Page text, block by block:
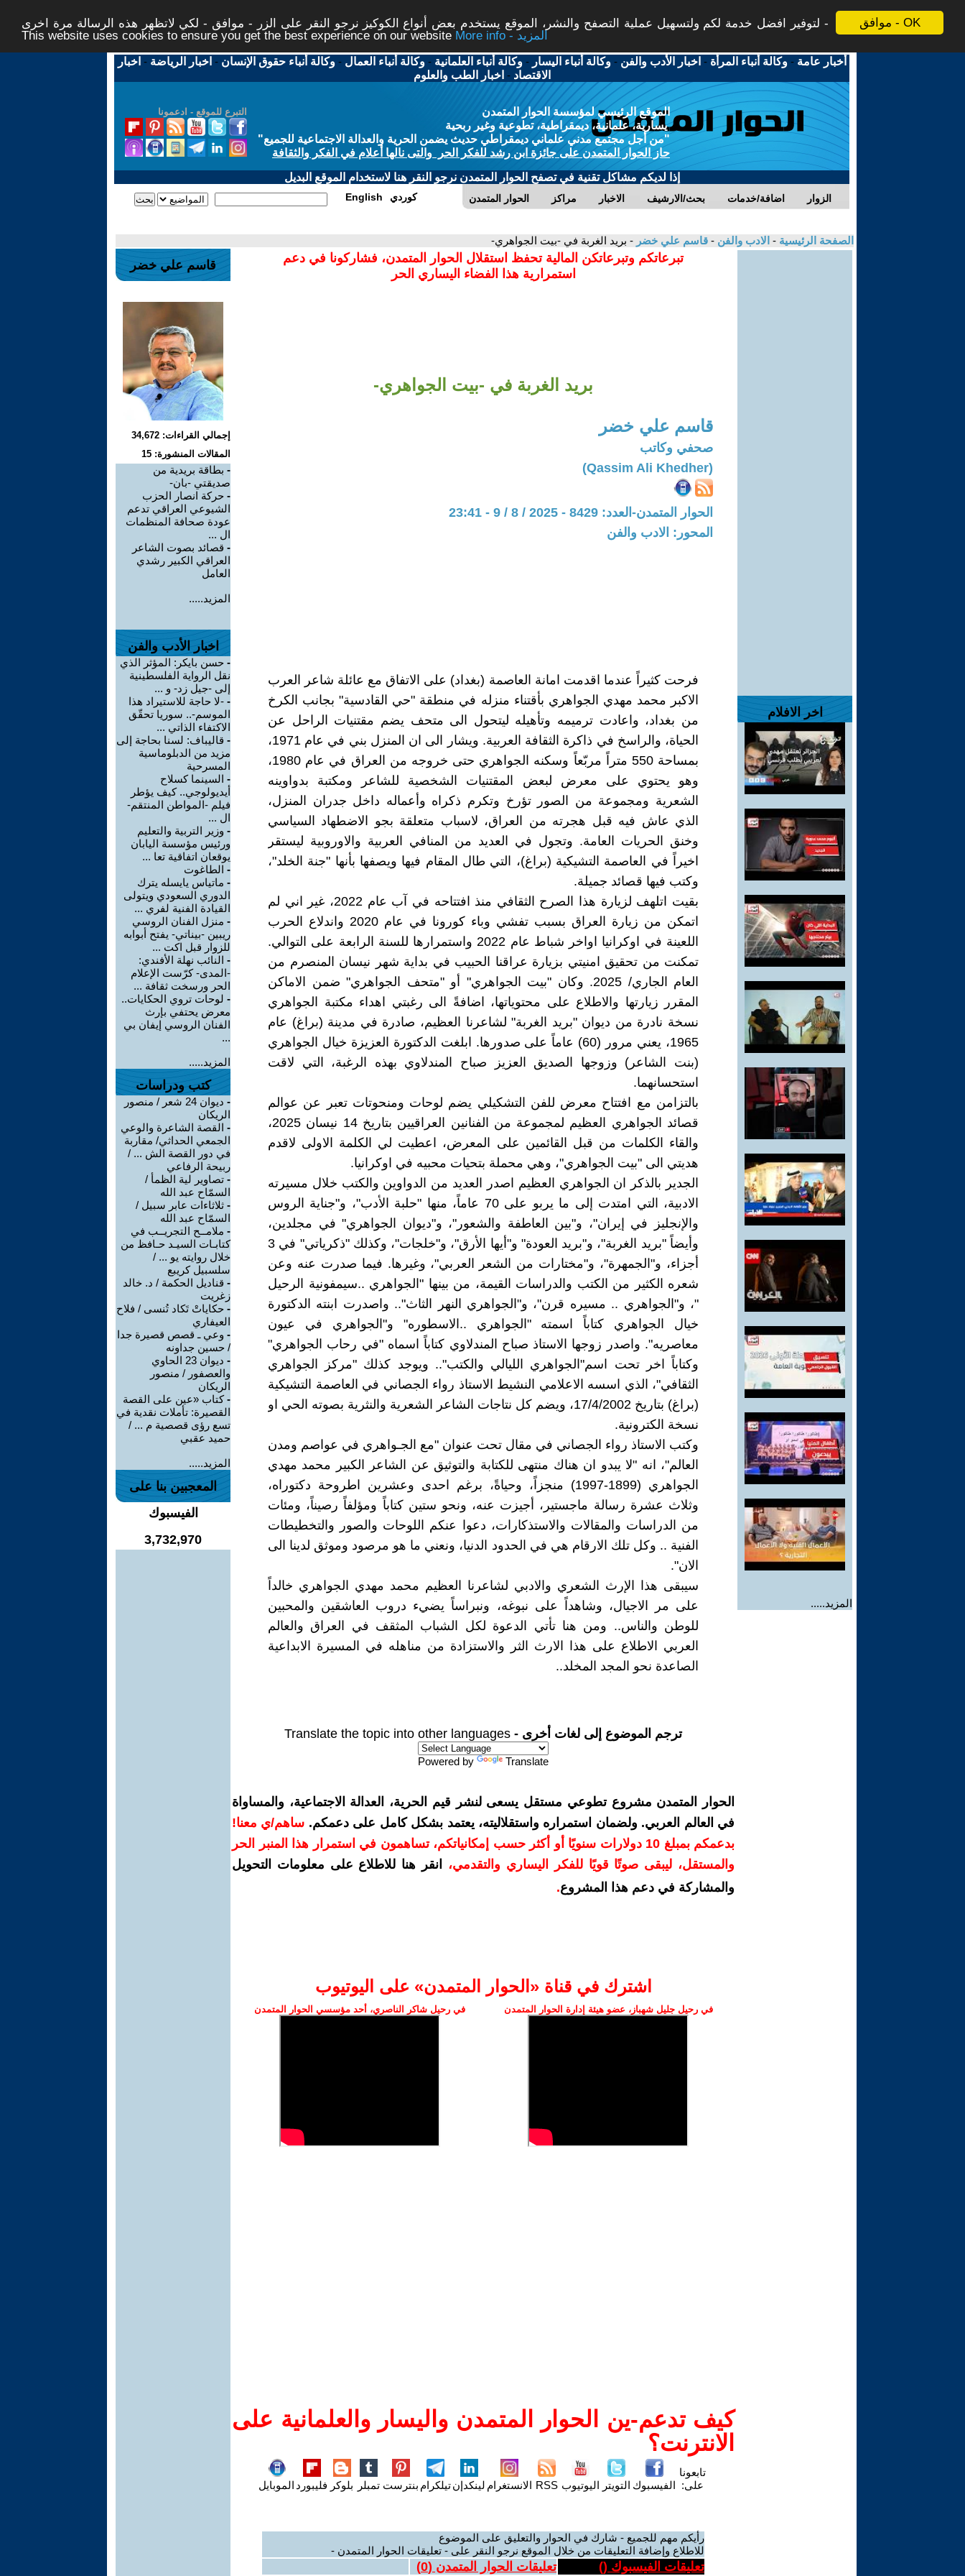
موافق - OK
لتوفير افضل خدمة لكم ولتسهيل عملية التصفح والنشر، الموقع يستخدم بعض أنواع الكوكيز نرجو النقر على الزر - موافق - لكي لاتظهر هذه الرسالة مرة اخرى -
This website uses cookies to ensure you get the best experience on our website
More info - المزيد
أخبار عامة -وكالة أنباء المرأة - اخبار الأدب والفن -وكالة أنباء اليسار -وكالة أنباء العلمانية -وكالة أنباء العمال -وكالة أنباء حقوق الإنسان - اخبار الرياضة - اخبار
الاقتصاد - اخبار الطب والعلوم
التبرع للموقع - ادعمونا
الموقع الرئيسي لمؤسسة الحوار المتمدن
يسارية، علمانية، ديمقراطية، تطوعية وغير ربحية
"من أجل مجتمع مدني علماني ديمقراطي حديث يضمن الحرية والعدالة الاجتماعية للجميع"
حاز الحوار المتمدن على جائزة ابن رشد للفكر الحر والتى نالها أعلام في الفكر والثقافة
إذا لديكم مشاكل تقنية في تصفح الحوار المتمدن نرجو النقر هنا لاستخدام الموقع البديل
الحوار المتمدن مراكز الاخبار بحث/الارشيف اضافة/خدمات الزوار English كوردي
الصفحة الرئيسية - الادب والفن - قاسم علي خضر - بريد الغربة في -بيت الجواهري-
اخر الافلام
المزيد.....
تبرعاتكم وتبرعاتكن المالية تحفظ استقلال الحوار المتمدن، فشاركونا في دعم
استمرارية هذا الفضاء اليساري الحر
بريد الغربة في -بيت الجواهري-
قاسم علي خضر
صحفي وكاتب
(Qassim Ali Khedher)
الحوار المتمدن-العدد: 8429 - 2025 / 8 / 9 - 23:41
المحور: الادب والفن
فرحت كثيراً عندما اقدمت امانة العاصمة (بغداد) على الاتفاق مع عائلة شاعر العرب
الاكبر محمد مهدي الجواهري بأقتناء منزله في منطقة "حي القادسية" بجانب الكرخ
من بغداد، واعادت ترميمه وتأهيله ليتحول الى متحف يضم مقتنيات الراحل عن
الحياة، والراسخ في ذاكرة الثقافة العربية. ويشار الى ان المنزل بني في عام 1971،
بمساحة 550 متراً مربّعاً وسكنه الجواهري حتى خروجه من العراق في عام 1980،
وهو يحتوي على معرض لبعض المقتنيات الشخصية للشاعر ومكتبة بدواوينه
الشعرية ومجموعة من الصور تؤرخ وتكرم ذكراه وأعماله داخل جدران المنزل،
الذي عاش فيه قبل هجرته من العراق، لاسباب متعلقة بجو الاضطهاد السياسي
وخنق الحريات العامة. وتجول في العديد من المنافي العربية والاوروبية ليستقر
اخيراً في العاصمة التشيكية (براغ)، التي طال المقام فيها ويصفها بأنها "جنة الخلد"،
وكتب فيها قصائد جميلة.
بقيت اتلهف لزيارة هذا الصرح الثقافي منذ افتتاحه في آب عام 2022، غير اني لم
اتمكن من زيارة العراق بسبب تفشي وباء كورونا في عام 2020 واندلاع الحرب
اللعينة في اوكرانيا اواخر شباط عام 2022 واستمرارها للسنة الرابعة على التوالي.
تمكنت من تحقيق امنيتي بزيارة عراقنا الحبيب في بداية شهر نيسان المنصرم من
العام الجاري/ 2025. وكان "بيت الجواهري" أو "متحف الجواهري" ضمن الاماكن
المقرر زيارتها والاطلاع على محتوياتها، اضافةً الى رغبتي اهداء مكتبة الجواهري
نسخة نادرة من ديوان "بريد الغربة" لشاعرنا العظيم، صادرة في مدينة (براغ) عام
1965، يعني مرور (60) عاماً على صدورها. ابلغت الدكتورة العزيزة خيال الجواهري
(بنت الشاعر) وزوجها الصديق العزيز صباح المندلاوي بهذه الرغبة، التي لاقت
استحسانهما.
بالتزامن مع افتتاح معرض للفن التشكيلي يضم لوحات ومنحوتات تعبر عن عوالم
قصائد الجواهري العظيم لمجموعة من الفنانين العراقيين بتاريخ 14 نيسان 2025،
والقاء الكلمات من قبل القائمين على المعرض، اعطيت لي الكلمة الاولى لاقدم
هديتي الى "بيت الجواهري"، وهي محملة بتحيات محبيه في اوكرانيا.
الجدير بالذكر ان الجواهري العظيم اصدر العديد من الدواوين والكتب خلال مسيرته
الادبية، التي امتدت إلى ما يربو على 70 عاماً، منها "حلبة الأدب"، و"جناية الروس
والإنجليز في إيران"، و"بين العاطفة والشعور"، و"ديوان الجواهري" في مجلدين،
وأيضاً "بريد الغربة"، و"بريد العودة" و"أيها الأرق"، و"خلجات"، وكذلك "ذكرياتي" في 3
أجزاء، و"الجمهرة"، و"مختارات من الشعر العربي"، وغيرها. فيما صدرت عنه وعن
شعره الكثير من الكتب والدراسات القيمة، من بينها "الجواهري ..سيمفونية الرحيل
"، و"الجواهري .. مسيره قرن"، و"الجواهري النهر الثاث".. واصدرت ابنته الدكتورة
خيال الجواهري كتاباً اسمته "الجواهري ..الاسطوره" و"الجواهري في عيون
معاصريه". واصدر زوجها الاستاذ صباح المندلاوي كتاباً اسماه "في رحاب الجواهري"
وكتاباً اخر تحت اسم"الجواهري الليالي والكتب".. ويوجد كذلك "مركز الجواهري
الثقافي"، الذي اسسه الاعلامي النشيط الاستاذ رواء الجصاني في العاصمة التشيكية
(براغ) بتاريخ 17/4/2002، ويضم كل نتاجات الشاعر الشعرية والنثرية بصوته الحي او
نسخة الكترونية.
وكتب الاستاذ رواء الجصاني في مقال تحت عنوان "مع الجـواهري في عواصم ومدن
العالم"، انه "لا يبدو ان هناك منتهى للكتابة والتوثيق عن الشاعر الكبير محمد مهدي
الجواهري (1899-1997) منجزاً، وحياةً، برغم احدى وعشرين اطروحة دكتوراه،
وثلاث عشرة رسالة ماجستير، أجيزت عنه، ونحو ستين كتاباً ومؤلفاً رصيناً، ومئات
من الدراسات والمقالات والاستذكارات، دعوا عنكم اللوحات والصور والتخطيطات
الفنية .. وكل تلك الارقام هي في الحدود الدنيا، ونعني ما هو مرصود وموثق لدينا الى
الان".
سيبقى هذا الإرث الشعري والادبي لشاعرنا العظيم محمد مهدي الجواهري خالداً
على مر الاجيال، وشاهداً على نبوغه، ونبراساً يضيء دروب العاشقين والمحبين
للوطن والناس.. ومن هنا تأتي الدعوة لكل الشباب المثقف في العراق والعالم
العربي الاطلاع على هذا الارث الثر والاستزادة من مناهله في المسيرة الابداعية
الصاعدة نحو المجد المخلد..
ترجم الموضوع إلى لغات أخرى - Translate the topic into other languages
Powered by Translate
الحوار المتمدن مشروع تطوعي مستقل يسعى لنشر قيم الحرية، العدالة الاجتماعية، والمساواة
في العالم العربي. ولضمان استمراره واستقلاليته، يعتمد بشكل كامل على دعمكم. ساهم/ي معنا!
بدعمكم بمبلغ 10 دولارات سنويًا أو أكثر حسب إمكانياتكم، تساهمون في استمرار هذا المنبر الحر
والمستقل، ليبقى صوتًا قويًا للفكر اليساري والتقدمي،
انقر هنا للاطلاع على معلومات التحويل
والمشاركة في دعم هذا المشروع.
اشترك في قناة ‫«الحوار المتمدن» على اليوتيوب
في رحيل جليل شهباز، عضو هيئة إدارة الحوار المتمدن في رحيل شاكر الناصري، أحد مؤسسي الحوار المتمدن
كيف تدعم-ين الحوار المتمدن واليسار والعلمانية على
الانترنت؟
تابعونا
على: الفيسبوك التويتر اليوتيوب RSS الانستغرام لينكدإنتيلكرام بنترست تمبلر بلوكر فليبورد الموبايل
رأيكم مهم للجميع - شارك في الحوار والتعليق على الموضوع
للاطلاع وإضافة التعليقات من خلال الموقع نرجو النقر على - تعليقات الحوار المتمدن -
تعليقات الفيسبوك () تعليقات الحوار المتمدن (0
)
قاسم علي خضر
إجمالي القراءات: 34,672
المقالات المنشورة: 15
- بطاقة بريدية من
صديقتي -بان-
- حركة انصار الحزب
الشيوعي العراقي تدعم
عودة صحافة المنظمات
ال ...
- قصائد بصوت الشاعر
العراقي الكبير رشدي
العامل
المزيد.....
اخبار الأدب والفن
- حسن بايكر: المؤثر الذي
نقل الرواية الفلسطينية
إلى -جيل زد- و ...
- -لا حاجة للاستيراد هذا
الموسم-.. سوريا تحقّق
الاكتفاء الذاتي ...
- قاليباف: لسنا بحاجة إلى
مزيد من الدبلوماسية
المسرحية
- السينما كسلاح
أيديولوجي.. كيف يؤطر
فيلم -المواطن المنتقم-
ال ...
- وزير التربية والتعليم
ورئيس مؤسسة اليابان
يوقعان اتفاقية تعا ...
- الطاغوت
- ماتياس يايسله يترك
الدوري السعودي ويتولى
القيادة الفنية لفري ...
- منزل الفنان الروسي
ريبين -بيناتي- يفتح أبوابه
للزوار قبل اكت ...
- النائب نهلة الأفندي:
-المدى- كرّست الإعلام
الحر ورسخت ثقافة ...
- لوحات تروي الحكايات..
معرض يحتفي بإرث
الفنان الروسي إيفان بي
...
المزيد.....
كتب ودراسات
-
ديوان 24 شعر / منصور
الريكان
- القصة الشاعرة والوعي
الجمعي الحداثي/ مقاربة
في دور القصة الش ... /
ربيحة الرفاعي
- تصاوير لية الظمأ /
السمّاح عبد الله
- ثلاثاءات عابر سبيل /
السمّاح عبد الله
- ملامــح التجريــب في
كتابـات السيـد حـافظ من
خلال روايته يو ... /
سلسبيل كريبع
- قناديل الحكمة / د. خالد
زغريت
- حكاياتْ تَكاد تُنسى / فلاح
العيفاري
- وعي ـ قصص قصيرة جدا
/ حسين جداونه
-
ديوان 23 الحاوي
والعصفور / منصور
الريكان
-كتاب «عين على القصة
القصيرة: تأملات نقدية في
تسع رؤى قصصية م ... /
حميد عقبي
المزيد.....
المعجبين بنا على
الفيسبوك
3,732,970